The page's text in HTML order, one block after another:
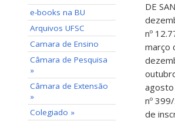
e-books na BU
Arquivos UFSC
Camara de Ensino
Câmara de Pesquisa
»
Câmara de Extensão
»
Colegiado »
DE
nº
março
agosto
nº
de